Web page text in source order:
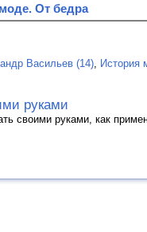
От бедра
Васильев (14) История
руками
своими руками, как